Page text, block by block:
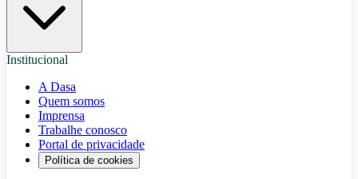
Institucional
A Dasa
Quem somos
Imprensa
Trabalhe conosco
Portal de privacidade
Política de cookies